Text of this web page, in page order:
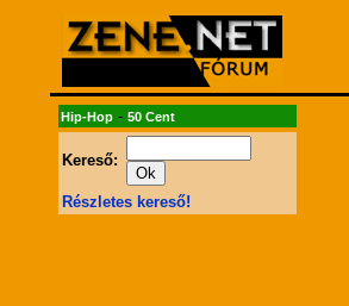
Hip-Hop- 50 Cent
Kereső:
Részletes kereső!